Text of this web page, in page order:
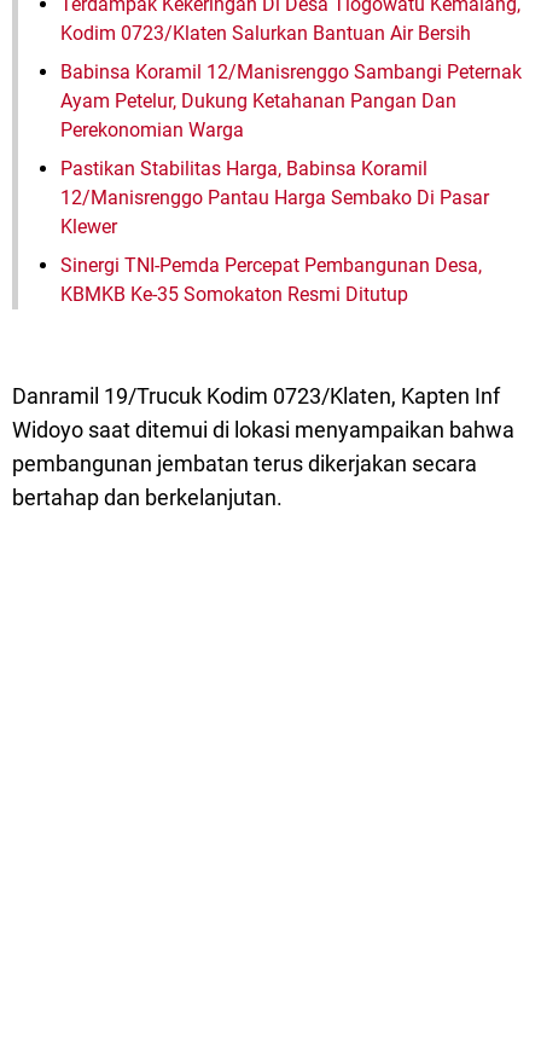
Kodim 0723/Klaten Salurkan Bantuan Air Bersih
Babinsa Koramil 12/Manisrenggo Sambangi Peternak
Ayam Petelur, Dukung Ketahanan Pangan Dan
Perekonomian Warga
Pastikan Stabilitas Harga, Babinsa Koramil
12/Manisrenggo Pantau Harga Sembako Di Pasar
Klewer
Sinergi TNI-Pemda Percepat Pembangunan Desa,
KBMKB Ke-35 Somokaton Resmi Ditutup
Danramil 19/Trucuk Kodim 0723/Klaten, Kapten Inf
Widoyo saat ditemui di lokasi menyampaikan bahwa
pembangunan jembatan terus dikerjakan secara
bertahap dan berkelanjutan.